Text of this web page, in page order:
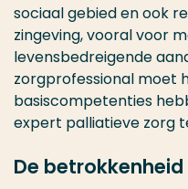
sociaal gebied en ook
zingeving, vooral voor
levensbedreigende
zorgprofessional moet
basiscompetenties
expert palliatieve zorg
De